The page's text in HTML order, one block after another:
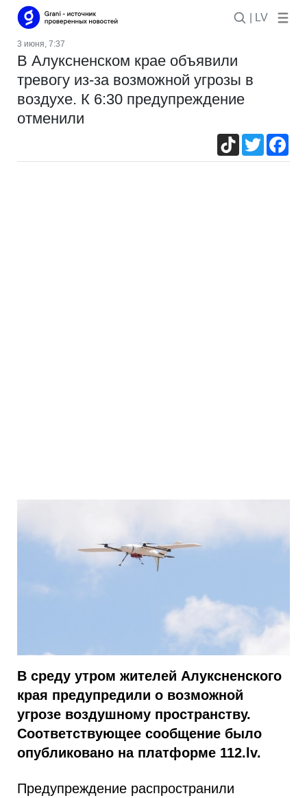
| LV
3 июня, 7:37
В Алуксненском крае объявили
тревогу из-за возможной угрозы в
воздухе. К 6:30 предупреждение
отменили
TikTokTwitter
В среду утром жителей Алуксненского
края предупредили о возможной
угрозе воздушному пространству.
Соответствующее сообщение было
опубликовано на платформе 112.lv.
Предупреждение распространили